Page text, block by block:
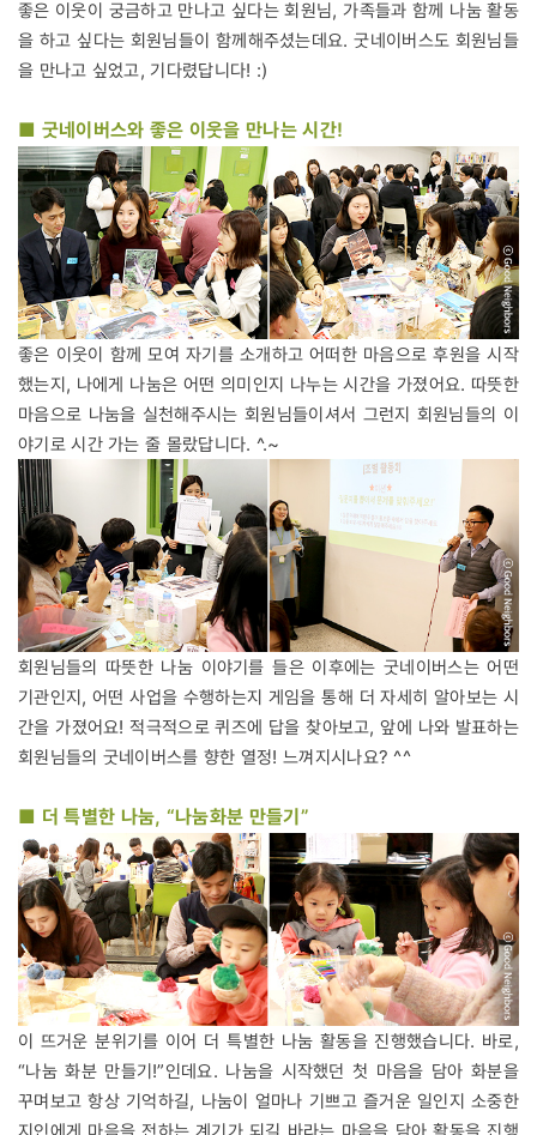
좋은 이웃이 궁금하고 만나고 싶다는 회원님, 가족들과 함께 나눔 활동
을 하고 싶다는 회원님들이 함께해주셨는데요. 굿네이버스도 회원님들
을 만나고 싶었고, 기다렸답니다! :)
■ 굿네이버스와 좋은 이웃을 만나는 시간!
좋은 이웃이 함께 모여 자기를 소개하고 어떠한 마음으로 후원을 시작
했는지, 나에게 나눔은 어떤 의미인지 나누는 시간을 가졌어요. 따뜻한
마음으로 나눔을 실천해주시는 회원님들이셔서 그런지 회원님들의 이
야기로 시간 가는 줄 몰랐답니다. ^.~
회원님들의 따뜻한 나눔 이야기를 들은 이후에는 굿네이버스는 어떤
기관인지, 어떤 사업을 수행하는지 게임을 통해 더 자세히 알아보는 시
간을 가졌어요! 적극적으로 퀴즈에 답을 찾아보고, 앞에 나와 발표하는
회원님들의 굿네이버스를 향한 열정! 느껴지시나요? ^^
■ 더 특별한 나눔, “나눔화분 만들기”
이 뜨거운 분위기를 이어 더 특별한 나눔 활동을 진행했습니다. 바로,
“나눔 화분 만들기!”인데요. 나눔을 시작했던 첫 마음을 담아 화분을
꾸며보고 항상 기억하길, 나눔이 얼마나 기쁘고 즐거운 일인지 소중한
지인에게 마음을 전하는 계기가 되길 바라는 마음을 담아 활동을 진행